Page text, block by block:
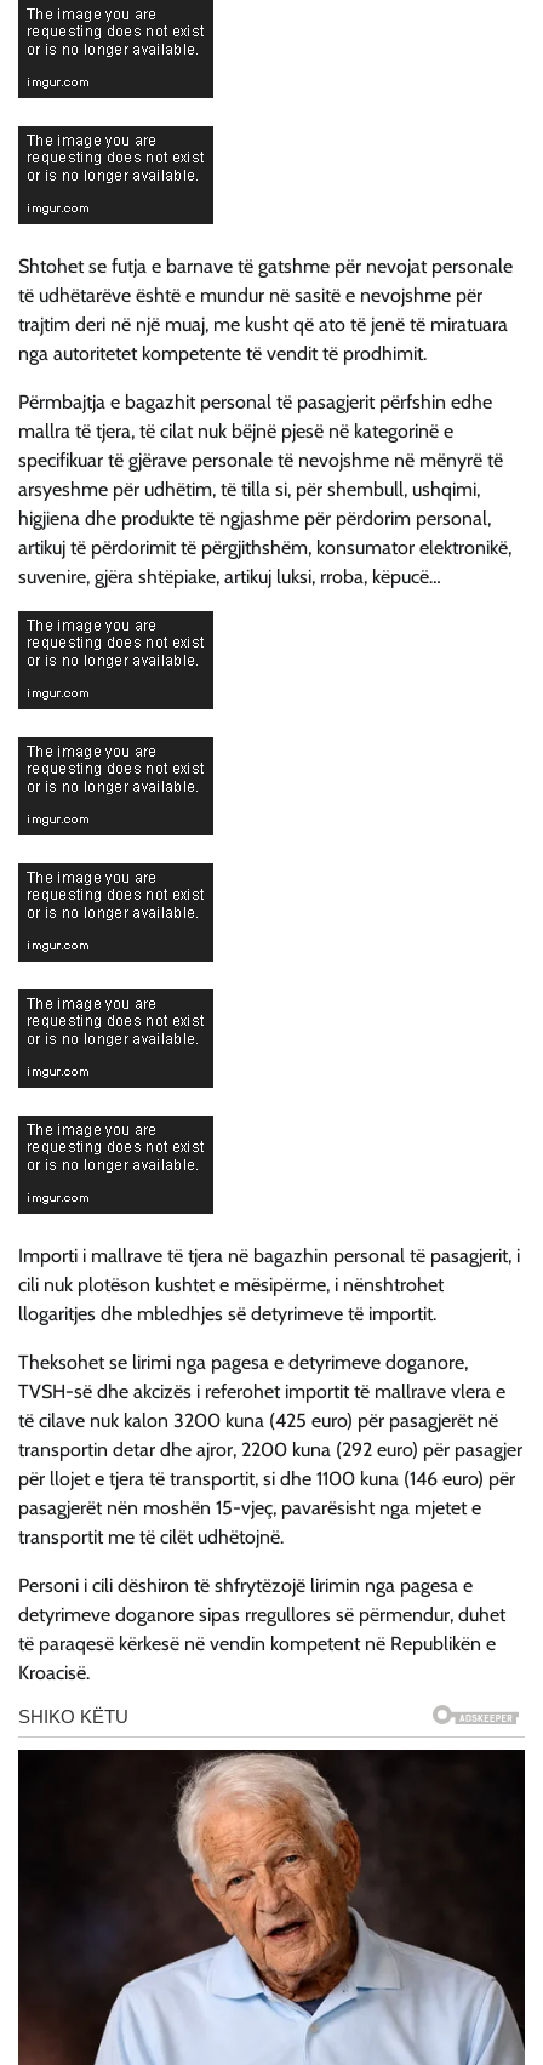
Shtohet se futja e barnave të gatshme për nevojat personale
të udhëtarëve është e mundur në sasitë e nevojshme për
trajtim deri në një muaj, me kusht që ato të jenë të miratuara
nga autoritetet kompetente të vendit të prodhimit.
Përmbajtja e bagazhit personal të pasagjerit përfshin edhe
mallra të tjera, të cilat nuk bëjnë pjesë në kategorinë e
specifikuar të gjërave personale të nevojshme në mënyrë të
arsyeshme për udhëtim, të tilla si, për shembull, ushqimi,
higjiena dhe produkte të ngjashme për përdorim personal,
artikuj të përdorimit të përgjithshëm, konsumator elektronikë,
suvenire, gjëra shtëpiake, artikuj luksi, rroba, këpucë…
Importi i mallrave të tjera në bagazhin personal të pasagjerit, i
cili nuk plotëson kushtet e mësipërme, i nënshtrohet
llogaritjes dhe mbledhjes së detyrimeve të importit.
Theksohet se lirimi nga pagesa e detyrimeve doganore,
TVSH-së dhe akcizës i referohet importit të mallrave vlera e
të cilave nuk kalon 3200 kuna (425 euro) për pasagjerët në
transportin detar dhe ajror, 2200 kuna (292 euro) për pasagjer
për llojet e tjera të transportit, si dhe 1100 kuna (146 euro) për
pasagjerët nën moshën 15-vjeç, pavarësisht nga mjetet e
transportit me të cilët udhëtojnë.
Personi i cili dëshiron të shfrytëzojë lirimin nga pagesa e
detyrimeve doganore sipas rregullores së përmendur, duhet
të paraqesë kërkesë në vendin kompetent në Republikën e
Kroacisë.